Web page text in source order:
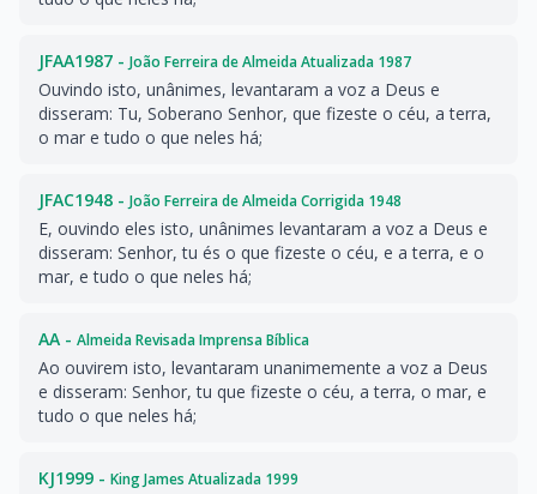
JFAA1987 - João Ferreira de Almeida Atualizada 1987
Ouvindo isto, unânimes, levantaram a voz a Deus e
disseram: Tu, Soberano Senhor, que fizeste o céu, a terra,
o mar e tudo o que neles há;
JFAC1948 - João Ferreira de Almeida Corrigida 1948
E, ouvindo eles isto, unânimes levantaram a voz a Deus e
disseram: Senhor, tu és o que fizeste o céu, e a terra, e o
mar, e tudo o que neles há;
AA - Almeida Revisada Imprensa Bíblica
Ao ouvirem isto, levantaram unanimemente a voz a Deus
e disseram: Senhor, tu que fizeste o céu, a terra, o mar, e
tudo o que neles há;
KJ1999 - King James Atualizada 1999